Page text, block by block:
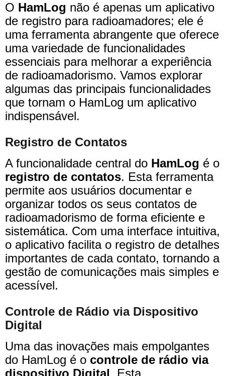
O HamLog não é apenas um aplicativo
de registro para radioamadores; ele é
uma ferramenta abrangente que oferece
uma variedade de funcionalidades
essenciais para melhorar a experiência
de radioamadorismo. Vamos explorar
algumas das principais funcionalidades
que tornam o HamLog um aplicativo
indispensável.
Registro de Contatos
A funcionalidade central do HamLog é o
registro de contatos. Esta ferramenta
permite aos usuários documentar e
organizar todos os seus contatos de
radioamadorismo de forma eficiente e
sistemática. Com uma interface intuitiva,
o aplicativo facilita o registro de detalhes
importantes de cada contato, tornando a
gestão de comunicações mais simples e
acessível.
Controle de Rádio via Dispositivo
Digital
Uma das inovações mais empolgantes
do HamLog é o controle de rádio via